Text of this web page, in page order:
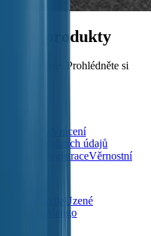
produkty
kupujete. Prohlédněte si
Vrácení
ochrany osobních údajů
RegistraceVěrnostní
Uzené
Mango